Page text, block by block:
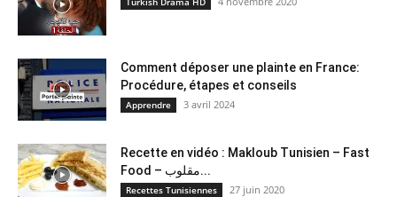
Comment déposer une plainte en France:
Procédure, étapes et conseils
Apprendre 3 avril 2024
Recette en vidéo : Makloub Tunisien – Fast
Food – مقلوب...
Recettes Tunisiennes 27 juin 2020